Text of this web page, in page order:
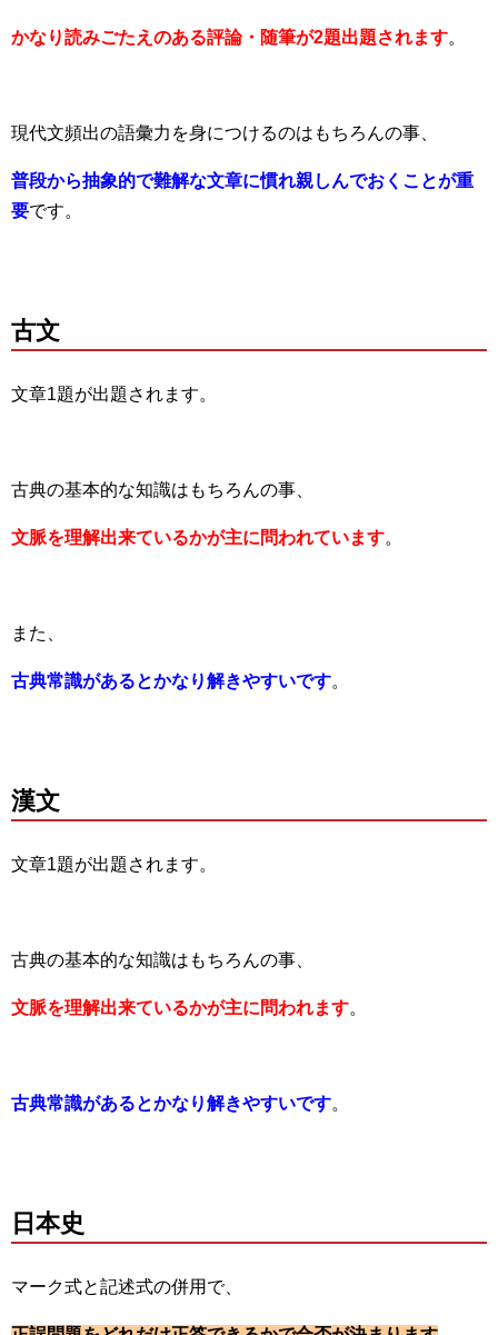
かなり読みごたえのある評論・随筆が2題出題されます。
現代文頻出の語彙力を身につけるのはもちろんの事、
普段から抽象的で難解な文章に慣れ親しんでおくことが重
要です。
古文
文章1題が出題されます。
古典の基本的な知識はもちろんの事、
文脈を理解出来ているかが主に問われています。
また、
古典常識があるとかなり解きやすいです。
漢文
文章1題が出題されます。
古典の基本的な知識はもちろんの事、
文脈を理解出来ているかが主に問われます。
古典常識があるとかなり解きやすいです。
日本史
マーク式と記述式の併用で、